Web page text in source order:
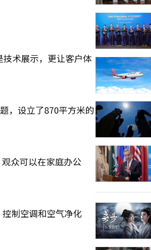
术展示，更让客户体
，设立了870平方米的
众可以在家庭办公
制空调和空气净化